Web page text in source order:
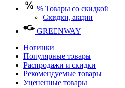
% Товары со скидкой
Скидки, акции
GREENWAY
Новинки
Популярные товары
Распродажи и скидки
Рекомендуемые товары
Уцененные товары